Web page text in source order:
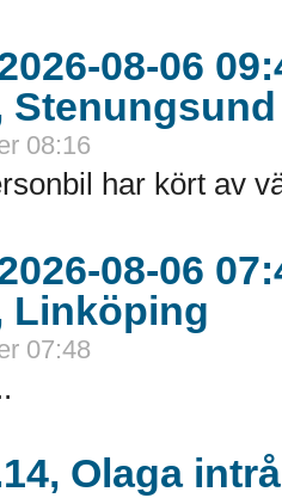
08-06
Stenungsund
08:16
har kört av
08-06
Linköping
07:48
Olaga